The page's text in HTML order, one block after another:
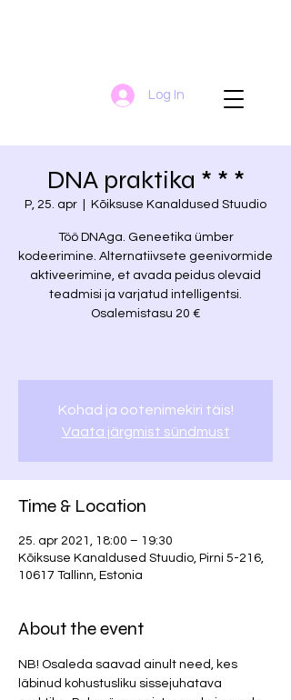
Log In
DNA praktika * * *
P, 25. apr Kõiksuse Kanaldused Stuudio
Töö DNAga. Geneetika ümber
kodeerimine. Alternatiivsete geenivormide
aktiveerimine, et avada peidus olevaid
teadmisi ja varjatud intelligentsi.
Osalemistasu 20 €
Kohad ja ootenimekiri täis!
Vaata järgmist sündmust
Time & Location
25. apr 2021, 18:00 – 19:30
Kõiksuse Kanaldused Stuudio, Pirni 5-216,
10617 Tallinn, Estonia
About the event
NB! Osaleda saavad ainult need, kes
läbinud kohustusliku sissejuhatava